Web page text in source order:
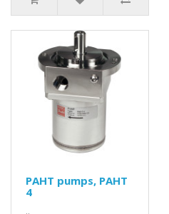
PAHT pumps, PAHT
4
..